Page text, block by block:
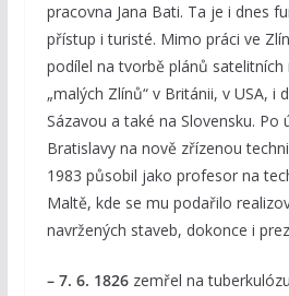
pracovna Jana Bati. Ta je i dnes
přístup i turisté. Mimo práci ve
podílel na tvorbě plánů satelitních
„malých Zlínů“ v Británii, v USA, i
Sázavou a také na Slovensku. Po
Bratislavy na nově zřízenou
1983 působil jako profesor na
Maltě, kde se mu podařilo
navržených staveb, dokonce i
– 7. 6. 1826 zemřel na